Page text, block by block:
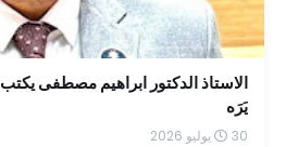
الاستاذ الدكتور ابراهيم مصطفى
يَرَه
30 يوليو 2026